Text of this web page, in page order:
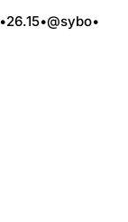
•26.15•@sybo•